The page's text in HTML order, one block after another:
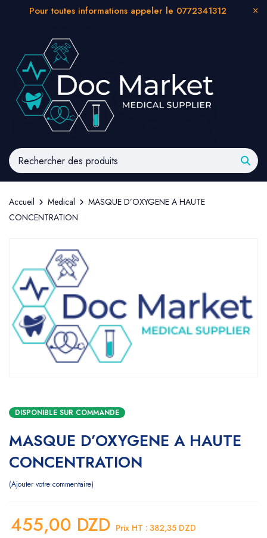
Pour toutes informations appeler le 0772341312
Accueil Medical
MASQUE D’OXYGENE A HAUTE
CONCENTRATION
DISPONIBLE SUR COMMANDE
MASQUE D’OXYGENE A HAUTE
CONCENTRATION
Ajouter votre commentaire
455,00 DZD Prix HT : 382,35 DZD